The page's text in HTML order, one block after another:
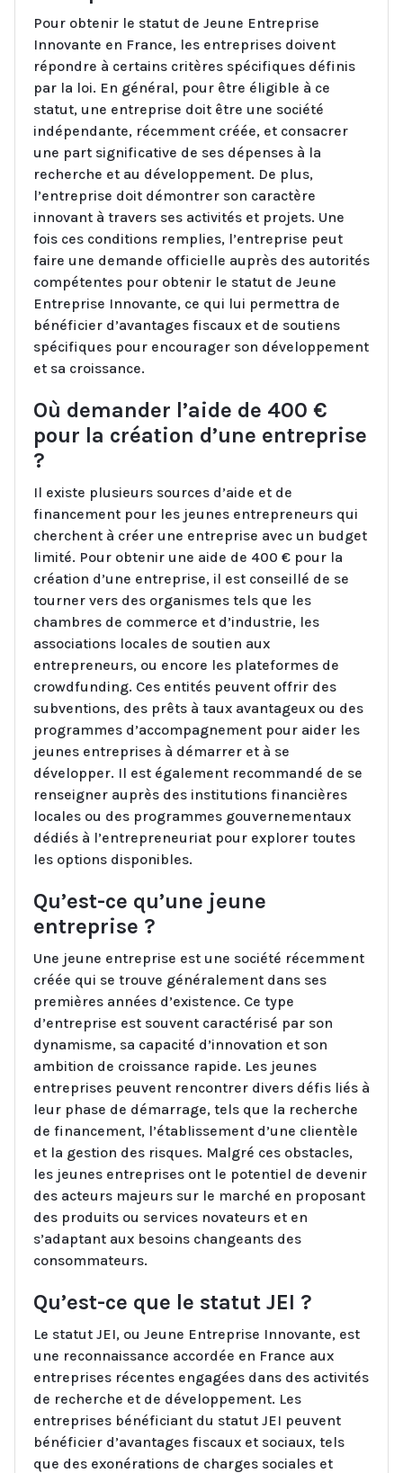
Pour obtenir le statut de Jeune Entreprise
Innovante en France, les entreprises doivent
répondre à certains critères spécifiques définis
par la loi. En général, pour être éligible à ce
statut, une entreprise doit être une société
indépendante, récemment créée, et consacrer
une part significative de ses dépenses à la
recherche et au développement. De plus,
l’entreprise doit démontrer son caractère
innovant à travers ses activités et projets. Une
fois ces conditions remplies, l’entreprise peut
faire une demande officielle auprès des autorités
compétentes pour obtenir le statut de Jeune
Entreprise Innovante, ce qui lui permettra de
bénéficier d’avantages fiscaux et de soutiens
spécifiques pour encourager son développement
et sa croissance.
Où demander l’aide de 400 €
pour la création d’une entreprise
?
Il existe plusieurs sources d’aide et de
financement pour les jeunes entrepreneurs qui
cherchent à créer une entreprise avec un budget
limité. Pour obtenir une aide de 400 € pour la
création d’une entreprise, il est conseillé de se
tourner vers des organismes tels que les
chambres de commerce et d’industrie, les
associations locales de soutien aux
entrepreneurs, ou encore les plateformes de
crowdfunding. Ces entités peuvent offrir des
subventions, des prêts à taux avantageux ou des
programmes d’accompagnement pour aider les
jeunes entreprises à démarrer et à se
développer. Il est également recommandé de se
renseigner auprès des institutions financières
locales ou des programmes gouvernementaux
dédiés à l’entrepreneuriat pour explorer toutes
les options disponibles.
Qu’est-ce qu’une jeune
entreprise ?
Une jeune entreprise est une société récemment
créée qui se trouve généralement dans ses
premières années d’existence. Ce type
d’entreprise est souvent caractérisé par son
dynamisme, sa capacité d’innovation et son
ambition de croissance rapide. Les jeunes
entreprises peuvent rencontrer divers défis liés à
leur phase de démarrage, tels que la recherche
de financement, l’établissement d’une clientèle
et la gestion des risques. Malgré ces obstacles,
les jeunes entreprises ont le potentiel de devenir
des acteurs majeurs sur le marché en proposant
des produits ou services novateurs et en
s’adaptant aux besoins changeants des
consommateurs.
Qu’est-ce que le statut JEI ?
Le statut JEI, ou Jeune Entreprise Innovante, est
une reconnaissance accordée en France aux
entreprises récentes engagées dans des activités
de recherche et de développement. Les
entreprises bénéficiant du statut JEI peuvent
bénéficier d’avantages fiscaux et sociaux, tels
que des exonérations de charges sociales et